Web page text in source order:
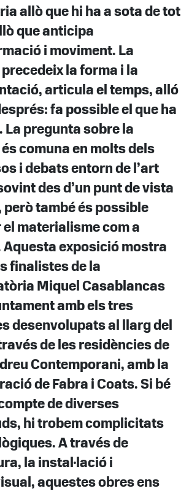
allò que hi ha a sota de tot
que anticipa
i moviment. La
la forma i la
articula el temps, alló
fa possible el que ha
La pregunta sobre la
comuna en molts dels
i debats entorn de l’art
des d’un punt de vista
però també és possible
materialisme com a
Aquesta exposició mostra
finalistes de la
Miquel Casablancas
amb els tres
desenvolupats al llarg del
de les residències de
Contemporani, amb la
de Fabra i Coats. Si bé
de diverses
hi trobem complicitats
A través de
la instal·lació i
aquestes obres ens